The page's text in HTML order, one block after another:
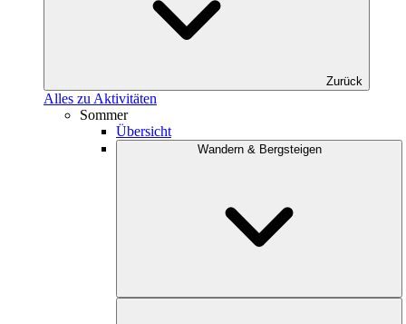
Zurück
Alles zu Aktivitäten
Sommer
Übersicht
Wandern & Bergsteigen